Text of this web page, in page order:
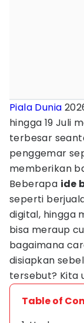
Piala Dunia
hingga 19 Juli
terbesar
penggemar
memberikan
Beberapa ide
seperti
digital, hingga
bisa meraup
bagaimana
disiapkan
tersebut? Kita
Table of